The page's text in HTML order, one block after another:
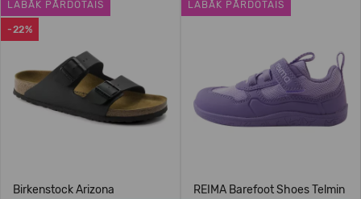
-22%
LABĀK PĀRDOTAIS
Birkenstock Arizona
LABĀK PĀRDOTAIS
REIMA Barefoot Shoes Telmin